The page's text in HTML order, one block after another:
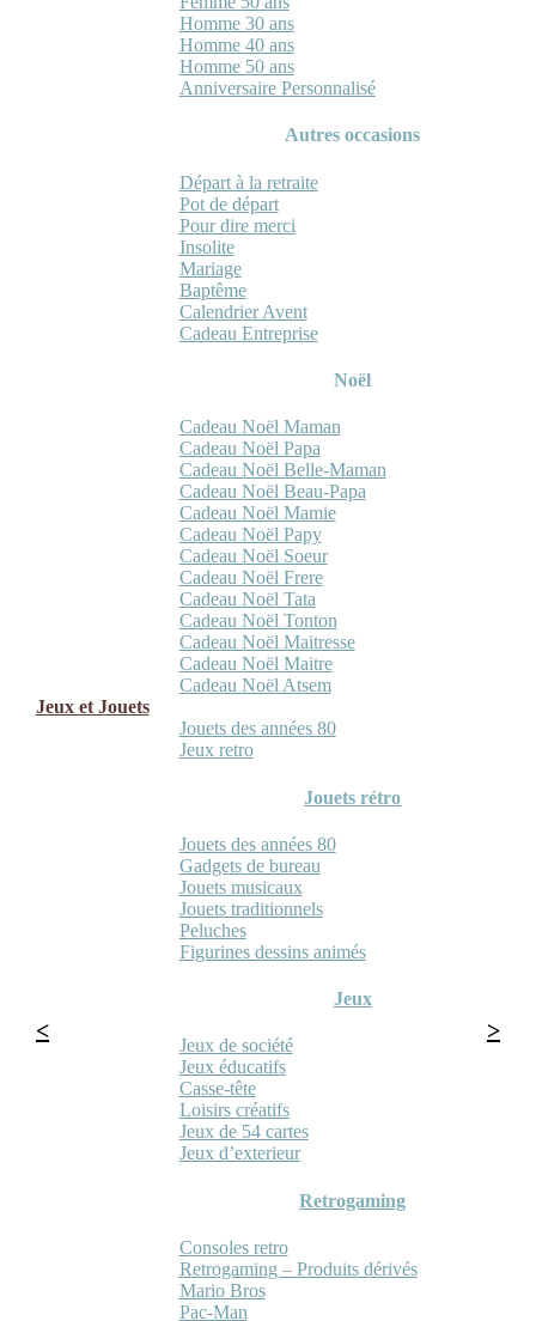
Homme 30 ans
Homme 40 ans
Homme 50 ans
Anniversaire Personnalisé
Autres occasions
Départ à la retraite
Pot de départ
Pour dire merci
Insolite
Mariage
Baptême
Calendrier Avent
Cadeau Entreprise
Noël
Cadeau Noël Maman
Cadeau Noël Papa
Cadeau Noël Belle-Maman
Cadeau Noël Beau-Papa
Cadeau Noël Mamie
Cadeau Noël Papy
Cadeau Noël Soeur
Cadeau Noël Frere
Cadeau Noël Tata
Cadeau Noël Tonton
Cadeau Noël Maitresse
Cadeau Noël Maitre
Cadeau Noël Atsem
Jeux et Jouets
Jouets des années 80
Jeux retro
Jouets rétro
Jouets des années 80
Gadgets de bureau
Jouets musicaux
Jouets traditionnels
Peluches
Figurines dessins animés
Jeux
Jeux de société
Jeux éducatifs
Casse-tête
Loisirs créatifs
Jeux de 54 cartes
Jeux d’exterieur
Retrogaming
Consoles retro
Retrogaming – Produits dérivés
Mario Bros
Pac-Man